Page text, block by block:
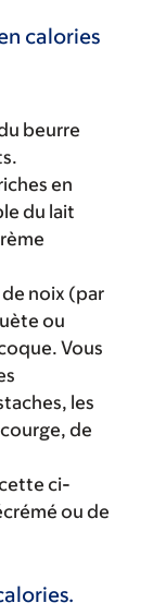
calories
beurre
en
du lait
de noix (par
ou
Vous
les
de
ci-
ou de